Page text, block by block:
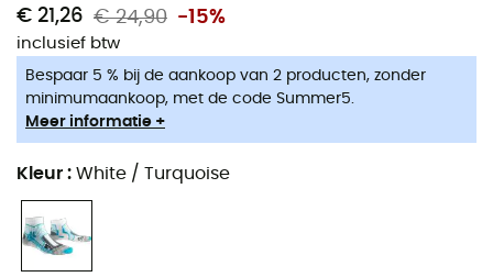
€ 21,26 € 24,90 -15%
inclusief btw
Bespaar 5 % bij de aankoop van 2 producten, zonder
minimumaankoop, met de code Summer5.
Meer informatie +
Kleur : White / Turquoise
Donsjassen heren
Parkas heren
Fleecevesten heren
Tenten
Slaapmatten
Hoofdlampen
Camping branders
Wandelrugzakken
Helly Hansen Jassen
Columbia Fleecevesten